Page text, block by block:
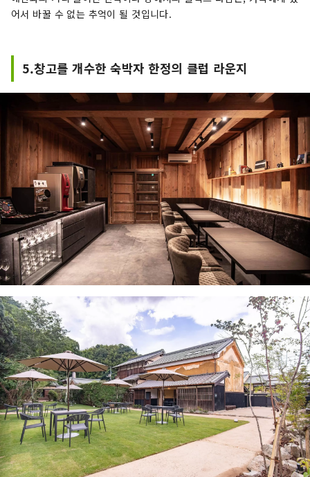
어서 바꿀 수 없는 추억이 될 것입니다.
5.창고를 개수한 숙박자 한정의 클럽 라운지